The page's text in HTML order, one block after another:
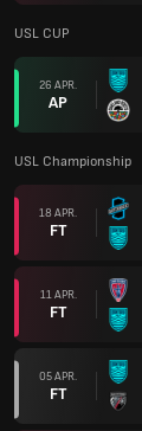
05 APR.
22 MRT.
FT
15 MRT.
FT
08 MRT.
FT